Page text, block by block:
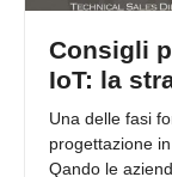
Consigli
IoT: la
Una delle fasi
progettazione
Qando le